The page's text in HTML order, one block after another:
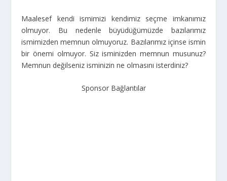
Maalesef kendi ismimizi kendimiz seçme imkanımız
olmuyor. Bu nedenle büyüdüğümüzde bazılarımız
ismimizden memnun olmuyoruz. Bazılarımız içinse ismin
bir önemi olmuyor. Siz isminizden memnun musunuz?
Memnun değilseniz isminizin ne olmasını isterdiniz?
Sponsor Bağlantılar